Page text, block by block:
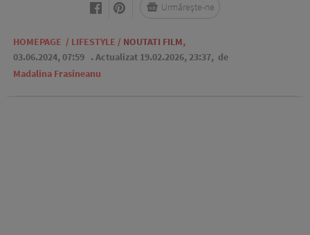
HOMEPAGE / LIFESTYLE / NOUTATI FILM,
03.06.2024, 07:59 . Actualizat 19.02.2026, 23:37, de
Madalina Frasineanu
Urmărește-ne